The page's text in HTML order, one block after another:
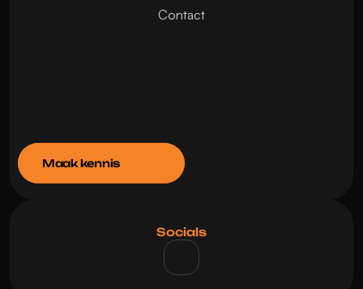
Contact
Maak kennis
Socials